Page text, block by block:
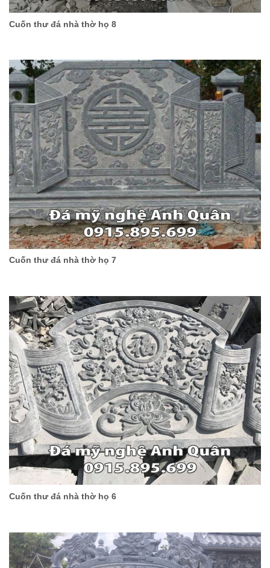
Cuốn thư đá nhà thờ họ 8
Cuốn thư đá nhà thờ họ 7
Cuốn thư đá nhà thờ họ 6